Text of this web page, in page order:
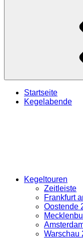
Startseite
Kegelabende
Kegeltouren
Zeitleiste
Frankfurt
Oostende
Warschau